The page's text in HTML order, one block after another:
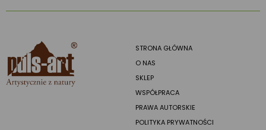
STRONA GŁÓWNA
O NAS
SKLEP
WSPÓŁPRACA
PRAWA AUTORSKIE
POLITYKA PRYWATNOŚCI